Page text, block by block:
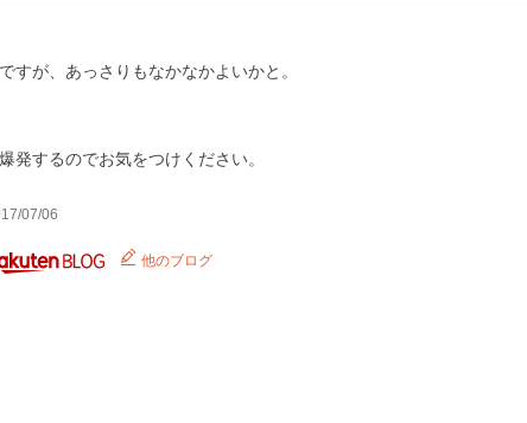
すが、あっさりもなかなかよいかと。
発するのでお気をつけください。
07/06
他のブログ